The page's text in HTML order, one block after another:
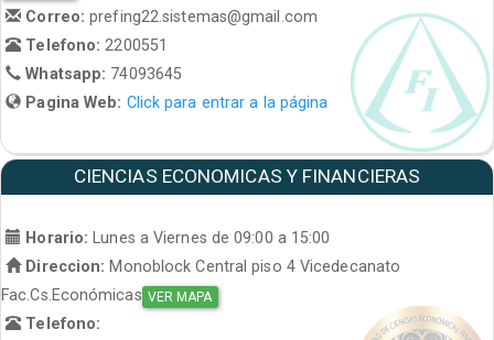
Correo:prefing22.sistemas@gmail.com
Telefono: 2200551
Whatsapp: 74093645
Pagina Web: Click para entrar a la página
CIENCIAS ECONOMICAS Y FINANCIERAS
Horario: Lunes a Viernes de 09:00 a 15:00
Direccion: Monoblock Central piso 4 Vicedecanato
Fac.Cs.Económicas VER MAPA
Telefono: